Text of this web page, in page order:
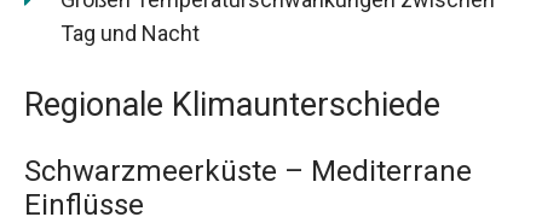
Tag und Nacht
Regionale Klimaunterschiede
Schwarzmeerküste – Mediterrane
Einflüsse